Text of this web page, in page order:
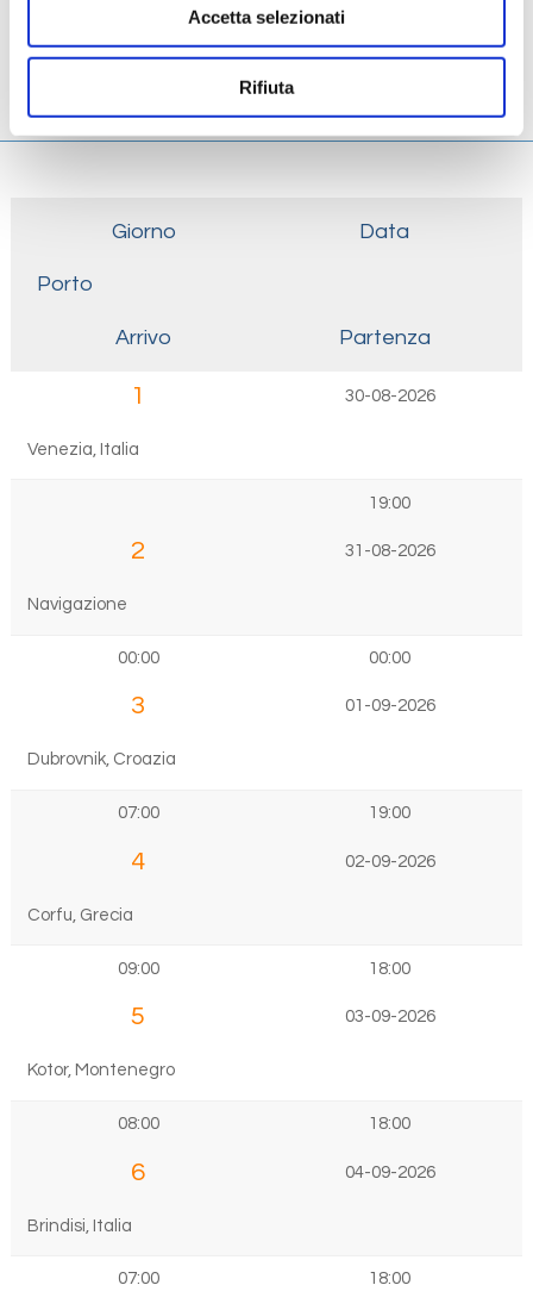
Accetta selezionati
Rifiuta
Cabine
Ponti
Giorno Data
Porto
Arrivo Partenza
1 30-08-2026
Venezia, Italia
19:00
2 31-08-2026
Navigazione
00:00 00:00
3 01-09-2026
Dubrovnik, Croazia
07:00 19:00
4 02-09-2026
Corfu, Grecia
09:00 18:00
5 03-09-2026
Kotor, Montenegro
08:00 18:00
6 04-09-2026
Brindisi, Italia
07:00 18:00